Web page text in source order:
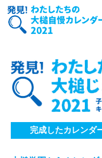
完成したカレンダ